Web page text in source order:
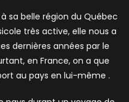
sa belle région du Québec
très active, elle nous a
dernières années par le
en France, on a que
au pays en lui-même .